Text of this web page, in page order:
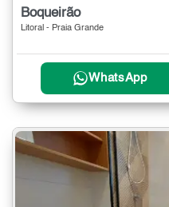
Boqueirão
Litoral - Praia Grande
WhatsApp